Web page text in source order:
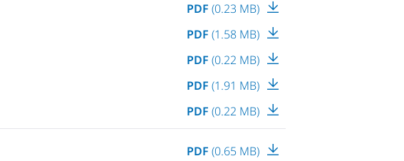
PDF (0.23 MB)
PDF (1.58 MB)
PDF (0.22 MB)
PDF (1.91 MB)
PDF (0.22 MB)
PDF (0.65 MB)